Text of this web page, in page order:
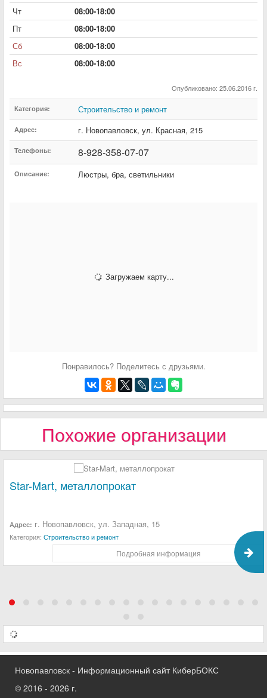
Чт
08:00-18:00
Пт
08:00-18:00
Сб
08:00-18:00
Вс
08:00-18:00
Опубликовано: 25.06.2016 г.
Категория: Строительство и ремонт
Адрес: г. Новопавловск, ул. Красная, 215
Телефоны: 8-928-358-07-07
Описание: Люстры, бра, светильники
Загружаем карту...
Понравилось? Поделитесь с друзьями.
Похожие организации
Star-Mart, металлопрокат
Адрес: г. Новопавловск, ул. Западная, 15
Категория: Строительство и ремонт
Подробная информация
Новопавловск - Информационный сайт КиберБОКС
© 2016 - 2026 г.